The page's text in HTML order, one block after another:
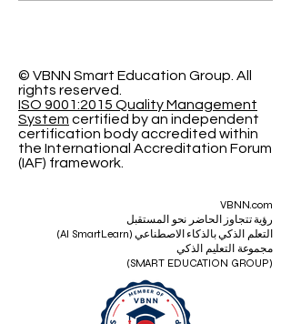
© VBNN Smart Education Group. All
rights reserved.
ISO 9001:2015 Quality Management
System certified by an independent
certification body accredited within
the International Accreditation Forum
(IAF) framework.
VBNN.com
رؤية تتجاوز الحاضر نحو المستقبل
التعلم الذكي بالذكاء الاصطناعي (AI SmartLearn)
مجموعة التعليم الذكي
(SMART EDUCATION GROUP)